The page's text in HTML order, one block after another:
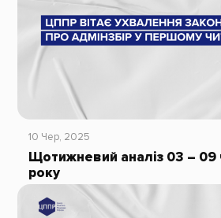
10 Чер, 2025
Щотижневий аналіз 03 –
року